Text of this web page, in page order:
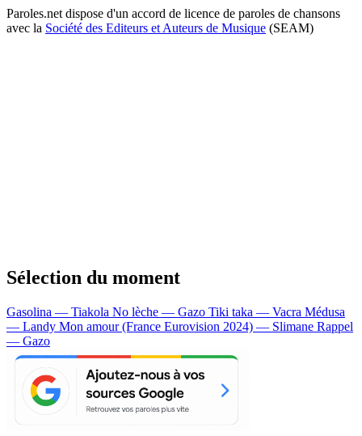
Paroles.net dispose d'un accord de licence de paroles de chansons
avec la Société des Editeurs et Auteurs de Musique (SEAM)
Sélection du moment
Gasolina — Tiakola No lèche — Gazo Tiki taka — Vacra Médusa
— Landy Mon amour (France Eurovision 2024) — Slimane Rappel
— Gazo